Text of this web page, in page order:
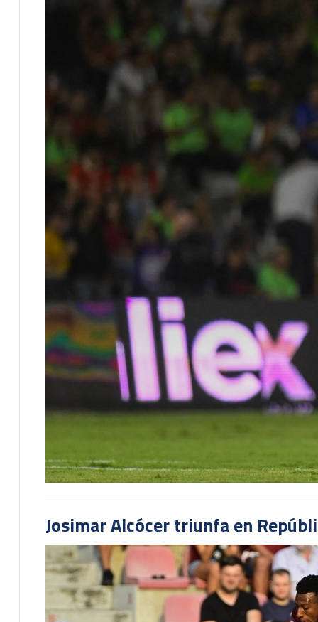
Josimar Alcócer triunfa en